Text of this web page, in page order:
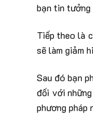
bạn tin tưởng
Tiếp theo là
sẽ làm giảm
Sau đó bạn
đối với
phương pháp